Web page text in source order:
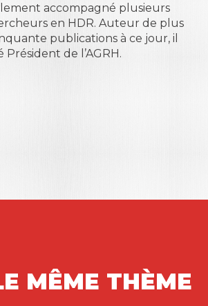
accompagné plusieurs
en HDR. Auteur de plus
publications à ce jour, il
Président de l’AGRH.
MÊME THÈME